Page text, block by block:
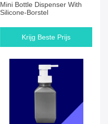
Mini Bottle Dispenser With
Silicone-Borstel
Krijg Beste Prijs